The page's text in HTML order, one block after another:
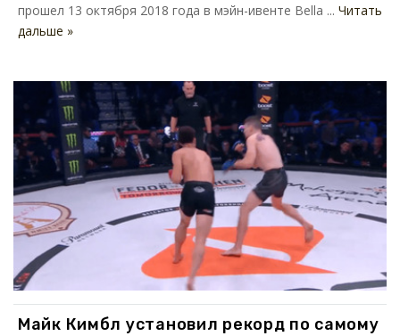
прошел 13 октября 2018 года в мэйн-ивенте Bella ... Читать
дальше »
Майк Кимбл установил рекорд по самому